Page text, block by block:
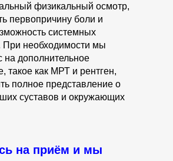
на приём и мы
физикальный осмотр,
первопричину боли и
системных
При необходимости мы
на дополнительное
такое как МРТ и рентген,
полное представление о
суставов и окружающих